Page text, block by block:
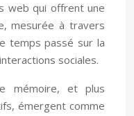
web qui offrent une
mesurée à travers
temps passé sur la
sociales.
mémoire, et plus
émergent comme